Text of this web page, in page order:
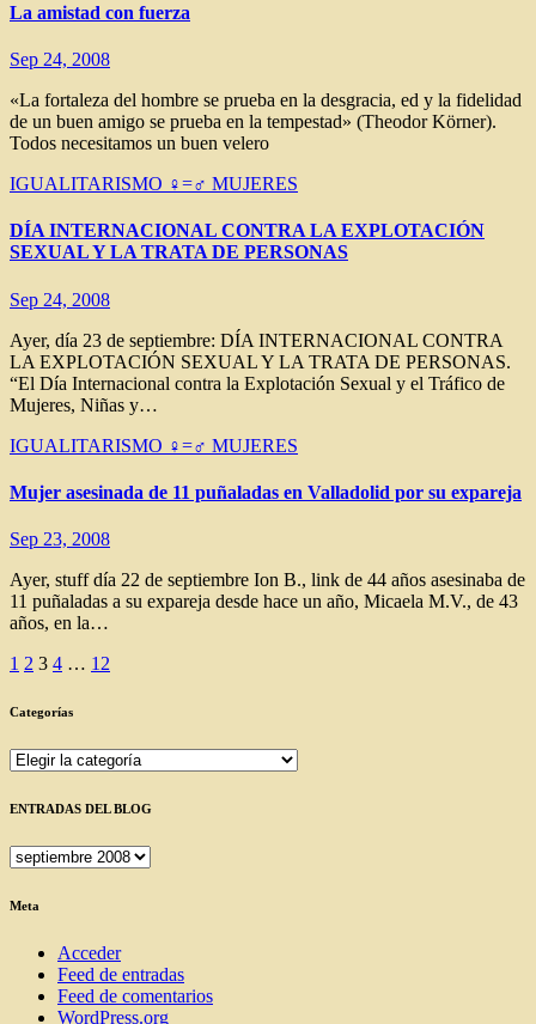
La amistad con fuerza
Sep 24, 2008
«La fortaleza del hombre se prueba en la desgracia, ed y la fidelidad
de un buen amigo se prueba en la tempestad» (Theodor Körner).
Todos necesitamos un buen velero
IGUALITARISMO ♀=♂ MUJERES
DÍA INTERNACIONAL CONTRA LA EXPLOTACIÓN
SEXUAL Y LA TRATA DE PERSONAS
Sep 24, 2008
Ayer, día 23 de septiembre: DÍA INTERNACIONAL CONTRA
LA EXPLOTACIÓN SEXUAL Y LA TRATA DE PERSONAS.
“El Día Internacional contra la Explotación Sexual y el Tráfico de
Mujeres, Niñas y…
IGUALITARISMO ♀=♂ MUJERES
Mujer asesinada de 11 puñaladas en Valladolid por su expareja
Sep 23, 2008
Ayer, stuff día 22 de septiembre Ion B., link de 44 años asesinaba de
11 puñaladas a su expareja desde hace un año, Micaela M.V., de 43
años, en la…
Paginación
de
1 2 3 4 … 12
Categorías
Categorías
ENTRADAS DEL BLOG
ENTRADAS
BLOG
Meta
Acceder
Feed de entradas
Feed de comentarios
WordPress.org